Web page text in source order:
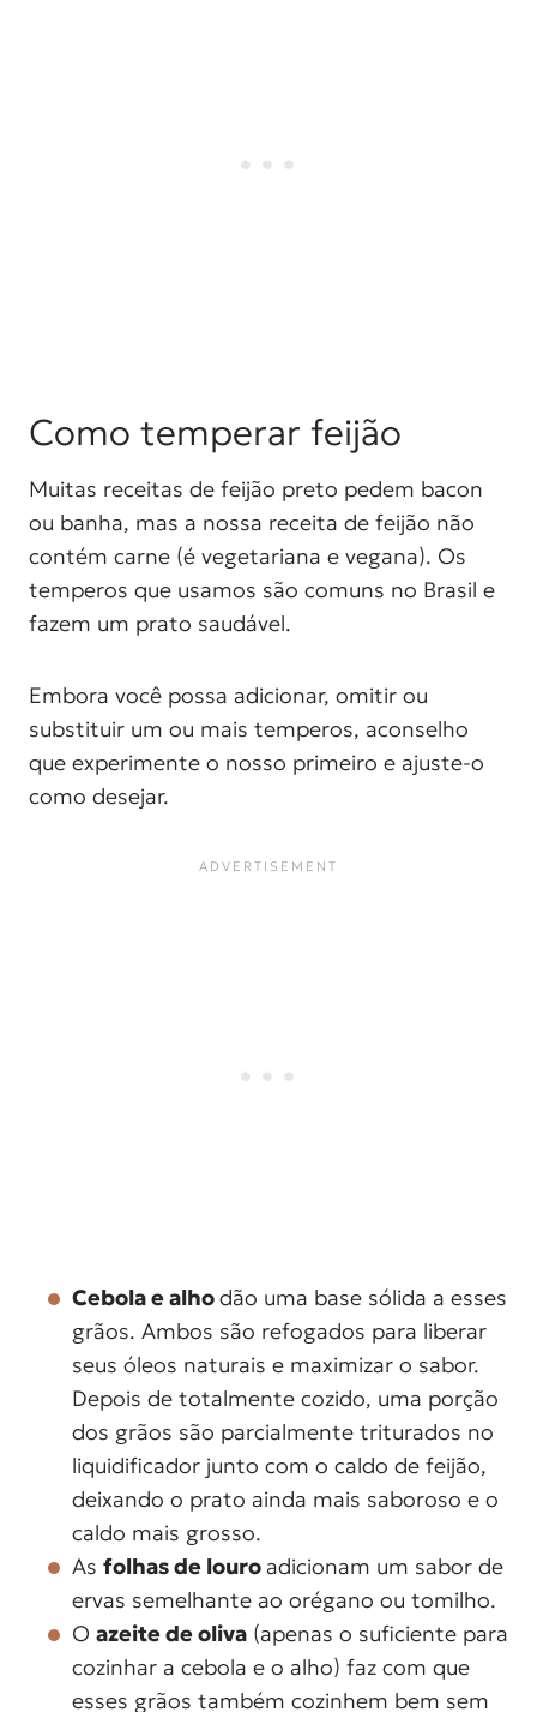
Como temperar feijão
Muitas receitas de feijão preto pedem bacon
ou banha, mas a nossa receita de feijão não
contém carne (é vegetariana e vegana). Os
temperos que usamos são comuns no Brasil e
fazem um prato saudável.
Embora você possa adicionar, omitir ou
substituir um ou mais temperos, aconselho
que experimente o nosso primeiro e ajuste-o
como desejar.
Cebola e alhodão uma base sólida a esses
grãos. Ambos são refogados para liberar
seus óleos naturais e maximizar o sabor.
Depois de totalmente cozido, uma porção
dos grãos são parcialmente triturados no
liquidificador junto com o caldo de feijão,
deixando o prato ainda mais saboroso e o
caldo mais grosso.
As folhas de louroadicionam um sabor de
ervas semelhante ao orégano ou tomilho.
O azeite de oliva (apenas o suficiente para
cozinhar a cebola e o alho) faz com que
esses grãos também cozinhem bem sem